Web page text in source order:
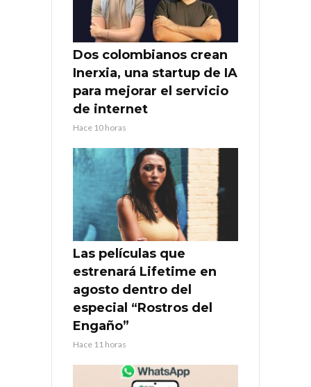
Dos colombianos crean
Inerxia, una startup de IA
para mejorar el servicio
de internet
Hace 10 horas
Las películas que
estrenará Lifetime en
agosto dentro del
especial “Rostros del
Engaño”
Hace 11 horas